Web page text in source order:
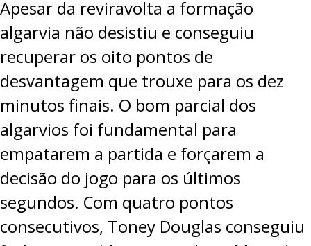
Apesar da reviravolta a formação
algarvia não desistiu e conseguiu
recuperar os oito pontos de
desvantagem que trouxe para os dez
minutos finais. O bom parcial dos
algarvios foi fundamental para
empatarem a partida e forçarem a
decisão do jogo para os últimos
segundos. Com quatro pontos
consecutivos, Toney Douglas conseguiu